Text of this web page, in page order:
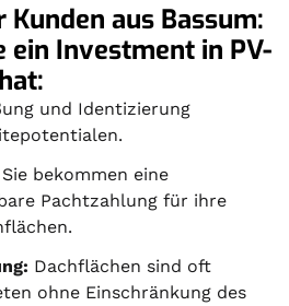
aus Bassum:
ein Investment in PV-
und Identizierung
Sie bekommen eine
Pachtzahlung für ihre
Dachflächen sind oft
ohne Einschränkung des